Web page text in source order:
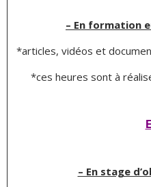
– En formation
*articles, vidéos et
*ces heures sont à
– En stage